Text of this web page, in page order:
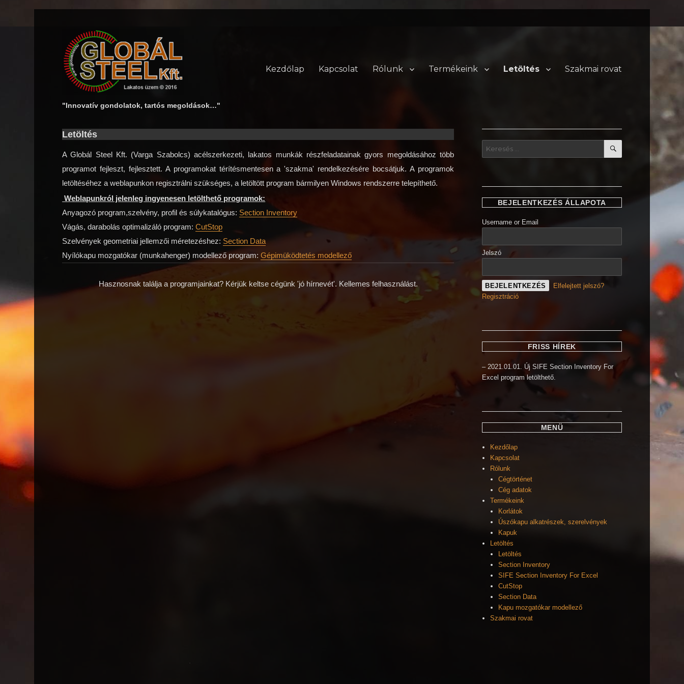
"Innovatív gondolatok, tartós megoldások…"
Kezdőlap Kapcsolat Rólunk Termékeink Letöltés Szakmai rovat
Letöltés
A Globál Steel Kft. (Varga Szabolcs) acélszerkezeti, lakatos munkák részfeladatainak gyors megoldásához több
programot fejleszt, fejlesztett. A programokat térítésmentesen a 'szakma' rendelkezésére bocsátjuk. A programok
letöltéséhez a weblapunkon regisztrálni szükséges, a letöltött program bármilyen Windows rendszerre telepíthető.
Weblapunkról jelenleg ingyenesen letölthető programok:
Anyagozó program,szelvény, profil és súlykatalógus: Section Inventory
Vágás, darabolás optimalizáló program:CutStop
Szelvények geometriai jellemzői méretezéshez: Section Data
Nyílókapu mozgatókar (munkahenger) modellező program:Gépimüködtetés modellező
Hasznosnak találja a programjainkat? Kérjük keltse cégünk 'jó hírnevét'. Kellemes felhasználást.
Keresés
a
KERESÉS
BEJELENTKEZÉS ÁLLAPOTA
Username or Email
Jelszó
Elfelejtett jelszó?
Regisztráció
FRISS HÍREK
– 2021.01.01. Új SIFE Section Inventory For
Excel program letölthető.
MENÜ
Kezdőlap
Kapcsolat
Rólunk
Cégtörténet
Cég adatok
Termékeink
Korlátok
Úszókapu alkatrészek, szerelvények
Kapuk
Letöltés
Letöltés
Section Inventory
SIFE Section Inventory For Excel
CutStop
Section Data
Kapu mozgatókar modellező
Szakmai rovat